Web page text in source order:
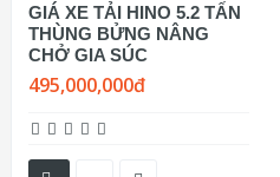
GIÁ XE TẢI HINO 5.2 TẤN
THÙNG BỬNG NÂNG
CHỞ GIA SÚC
495,000,000đ